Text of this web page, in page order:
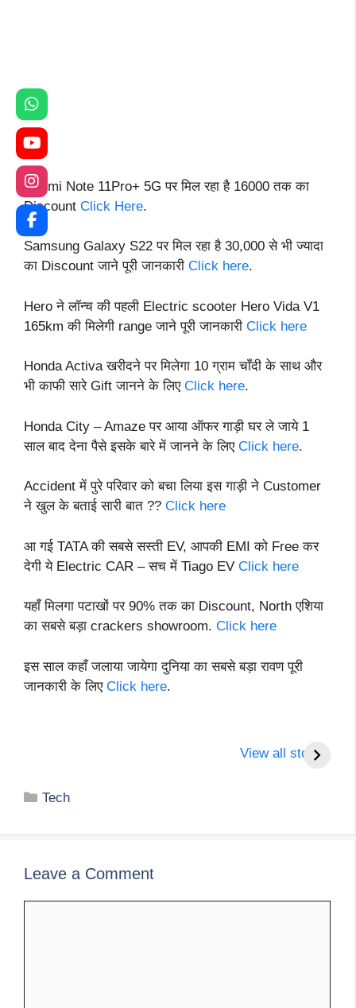
Redmi Note 11Pro+ 5G पर मिल रहा है 16000 तक का
Discount Click Here.
Samsung Galaxy S22 पर मिल रहा है 30,000 से भी ज्यादा
का Discount जाने पूरी जानकारी Click here.
Hero ने लॉन्च की पहली Electric scooter Hero Vida V1
165km की मिलेगी range जाने पूरी जानकारी Click here
Honda Activa खरीदने पर मिलेगा 10 ग्राम चाँदी के साथ और
भी काफी सारे Gift जानने के लिए Click here.
Honda City – Amaze पर आया ऑफर गाड़ी घर ले जाये 1
साल बाद देना पैसे इसके बारे में जानने के लिए Click here.
Accident में पुरे परिवार को बचा लिया इस गाड़ी ने Customer
ने खुल के बताई सारी बात ?? Click here
आ गई TATA की सबसे सस्ती EV, आपकी EMI को Free कर
देगी ये Electric CAR – सच में Tiago EV Click here
यहाँ मिलगा पटाखों पर 90% तक का Discount, North एशिया
का सबसे बड़ा crackers showroom. Click here
इस साल कहाँ जलाया जायेगा दुनिया का सबसे बड़ा रावण पूरी
जानकारी के लिए Click here.
View all stories
Deepika
Categories
Tech
Leave a Comment